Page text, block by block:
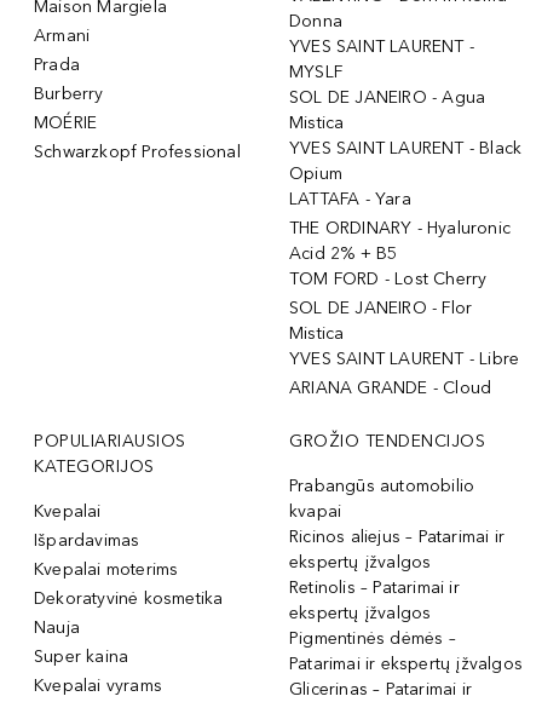
Maison Margiela
Armani
Prada
Burberry
MOÉRIE
Schwarzkopf Professional
Donna
YVES SAINT LAURENT -
MYSLF
SOL DE JANEIRO - Agua
Mistica
YVES SAINT LAURENT - Black
Opium
LATTAFA - Yara
THE ORDINARY - Hyaluronic
Acid 2% + B5
TOM FORD - Lost Cherry
SOL DE JANEIRO - Flor
Mistica
YVES SAINT LAURENT - Libre
ARIANA GRANDE - Cloud
POPULIARIAUSIOS
KATEGORIJOS
Kvepalai
Išpardavimas
Kvepalai moterims
Dekoratyvinė kosmetika
Nauja
Super kaina
Kvepalai vyrams
GROŽIO TENDENCIJOS
Prabangūs automobilio
kvapai
Ricinos aliejus – Patarimai ir
ekspertų įžvalgos
Retinolis – Patarimai ir
ekspertų įžvalgos
Pigmentinės dėmės –
Patarimai ir ekspertų įžvalgos
Glicerinas – Patarimai ir